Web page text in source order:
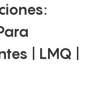
| LMQ |